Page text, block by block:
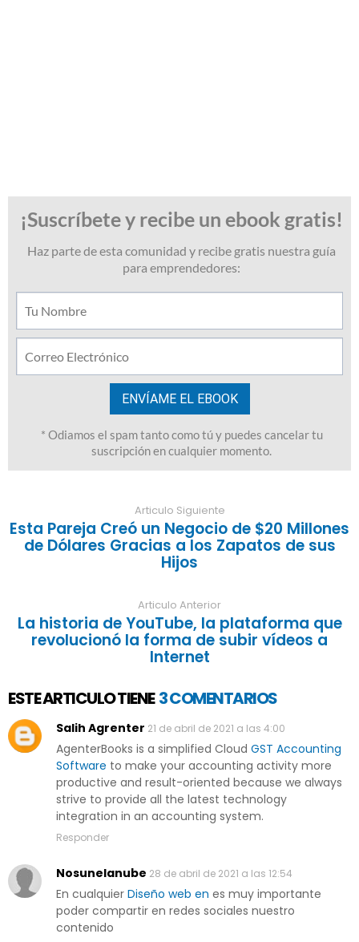
Articulo Siguiente
Esta Pareja Creó un Negocio de $20 Millones
de Dólares Gracias a los Zapatos de sus
Hijos
Articulo Anterior
La historia de YouTube, la plataforma que
revolucionó la forma de subir vídeos a
Internet
ESTE ARTICULO TIENE 3 COMENTARIOS
Salih Agrenter 21 de abril de 2021 a las 4:00
AgenterBooks is a simplified Cloud GST Accounting
Software to make your accounting activity more
productive and result-oriented because we always
strive to provide all the latest technology
integration in an accounting system.
Responder
Nosunelanube 28 de abril de 2021 a las 12:54
En cualquier Diseño web en es muy importante
poder compartir en redes sociales nuestro
contenido